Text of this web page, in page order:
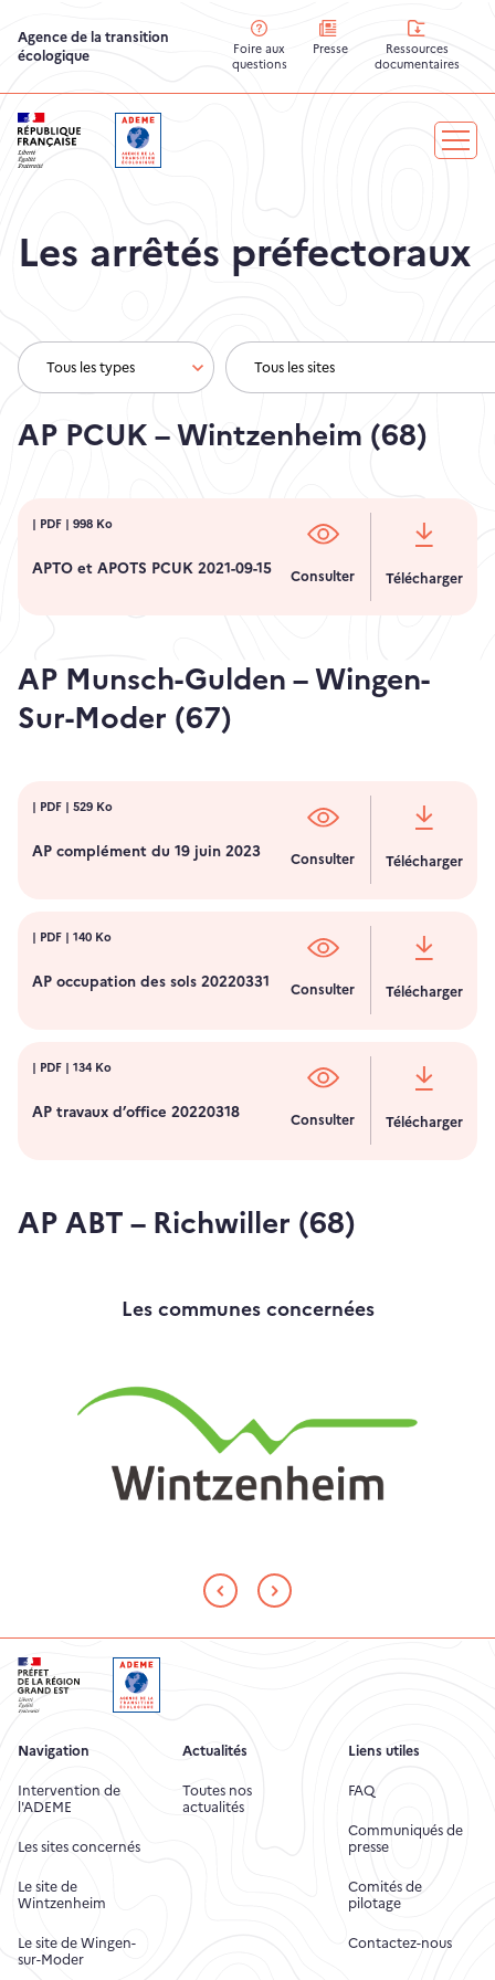
Agence de la transition
écologique
Foire aux
questions
Presse
Ressources
documentaires
Les arrêtés préfectoraux
AP PCUK – Wintzenheim (68)
| PDF | 998 Ko
APTO et APOTS PCUK 2021-09-15 Consulter Télécharger
AP Munsch-Gulden – Wingen-
Sur-Moder (67)
| PDF | 529 Ko
AP complément du 19 juin 2023 Consulter Télécharger
| PDF | 140 Ko
AP occupation des sols 20220331 Consulter Télécharger
| PDF | 134 Ko
AP travaux d’office 20220318 Consulter Télécharger
AP ABT – Richwiller (68)
Les communes concernées
Navigation
Intervention de
l'ADEME
Les sites concernés
Le site de
Wintzenheim
Le site de Wingen-
sur-Moder
Actualités
Toutes nos
actualités
Liens utiles
FAQ
Communiqués de
presse
Comités de
pilotage
Contactez-nous